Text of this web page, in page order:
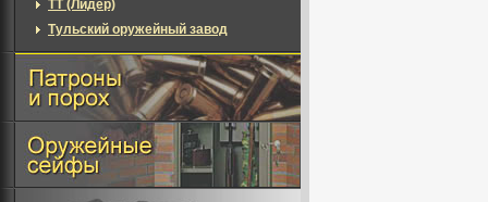
ТТ (Лидер)
Тульский оружейный завод